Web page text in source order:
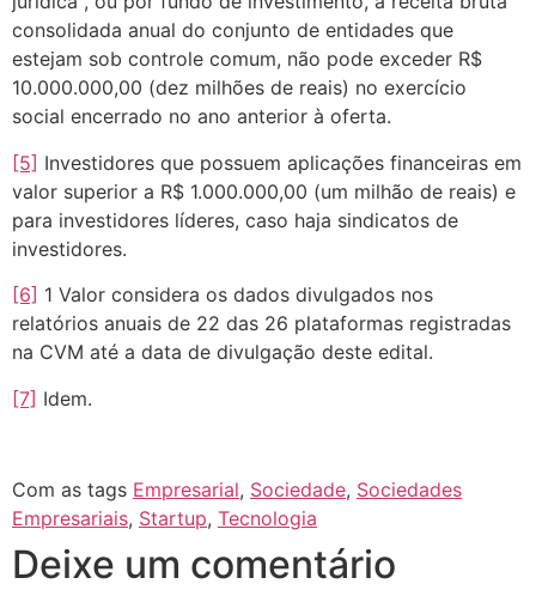
consolidada anual do conjunto de entidades que
estejam sob controle comum, não pode exceder R$
10.000.000,00 (dez milhões de reais) no exercício
social encerrado no ano anterior à oferta.
[5] Investidores que possuem aplicações financeiras em
valor superior a R$ 1.000.000,00 (um milhão de reais) e
para investidores líderes, caso haja sindicatos de
investidores.
[6] 1 Valor considera os dados divulgados nos
relatórios anuais de 22 das 26 plataformas registradas
na CVM até a data de divulgação deste edital.
[7] Idem.
Com as tags Empresarial, Sociedade, Sociedades
Empresariais, Startup, Tecnologia
Deixe um comentário